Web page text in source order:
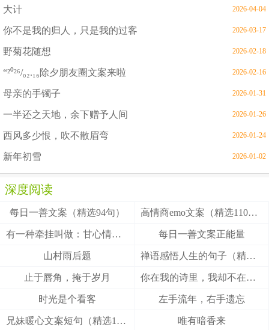
大计 2026-04-04
你不是我的归人，只是我的过客 2026-03-17
野菊花随想 2026-02-18
“²⁰²⁶/₀₂.₁₆除夕朋友圈文案来啦 2026-02-16
母亲的手镯子 2026-01-31
一半还之天地，余下赠予人间 2026-01-26
西风多少恨，吹不散眉弯 2026-01-24
新年初雪 2026-01-02
深度阅读
每日一善文案（精选94句） 高情商emo文案（精选110句）
有一种牵挂叫做：甘心情愿！ 每日一善文案正能量
山村雨后题 禅语感悟人生的句子（精选27句）
止于唇角，掩于岁月 你在我的诗里，我却不在你的梦里
时光是个看客 左手流年，右手遗忘
兄妹暖心文案短句（精选100句） 唯有暗香来